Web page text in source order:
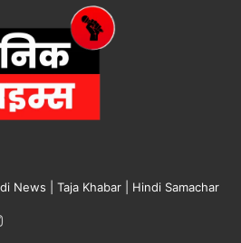
News | Taja Khabar | Hindi Samachar
Instagram